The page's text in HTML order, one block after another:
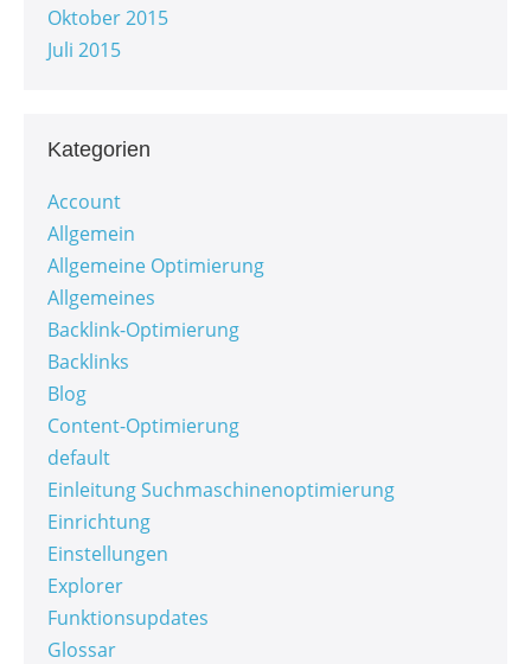
Oktober 2015
Juli 2015
Kategorien
Account
Allgemein
Allgemeine Optimierung
Allgemeines
Backlink-Optimierung
Backlinks
Blog
Content-Optimierung
default
Einleitung Suchmaschinenoptimierung
Einrichtung
Einstellungen
Explorer
Funktionsupdates
Glossar